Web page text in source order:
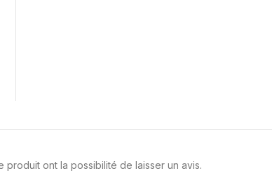
ont la possibilité de laisser un avis.